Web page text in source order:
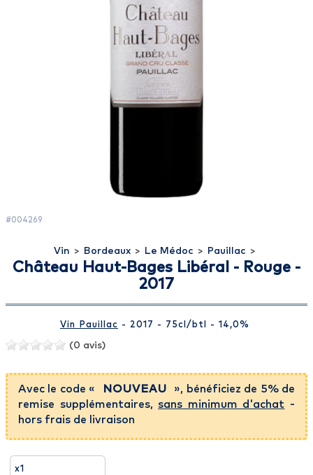
#004269
Vin > Bordeaux > Le Médoc > Pauillac >
Château Haut-Bages Libéral - Rouge -
2017
Vin Pauillac - 2017 - 75cl /btl - 14,0%
(0 avis)
Avec le code « NOUVEAU
», bénéficiez de 5% de
remise supplémentaires,sans minimum d'achat -
hors frais de livraison
x1